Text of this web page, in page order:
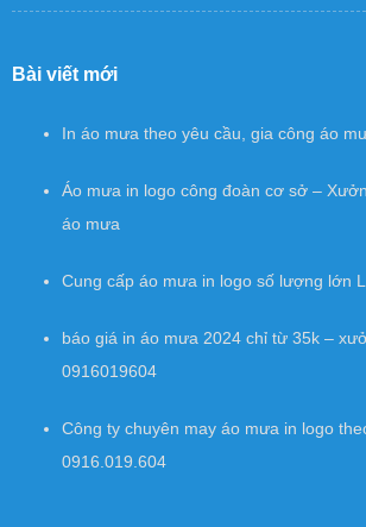
Bài viết mới
In áo mưa theo yêu cầu, gia công áo
Áo mưa in logo công đoàn cơ sở –
áo mưa
Cung cấp áo mưa in logo số lượng lớn
báo giá in áo mưa 2024 chỉ từ 35k –
0916019604
Công ty chuyên may áo mưa in logo
0916.019.604